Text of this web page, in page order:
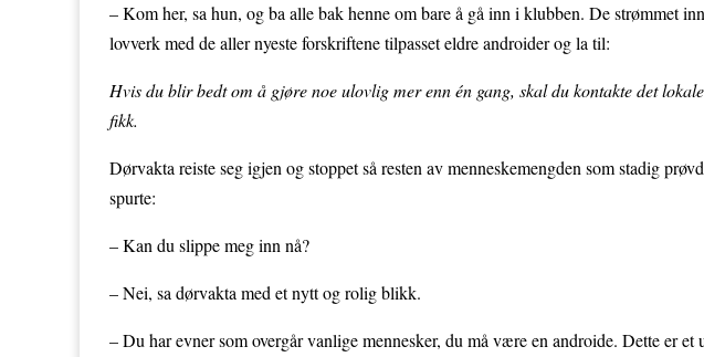
– Kom her, sa hun, og ba alle bak henne om bare å gå inn i klubben. De strømmet
lovverk med de aller nyeste forskriftene tilpasset eldre androider og la til:
Hvis du blir bedt om å gjøre noe ulovlig mer ennén gang, skal du kontakte det
fikk.
Dørvakta reiste seg igjen og stoppet så resten av menneskemengden som stadig
spurte:
– Kan du slippe meg inn nå?
– Nei, sa dørvakta med et nytt og rolig blikk.
– Du har evner som overgår vanlige mennesker, du må være en androide. Dette er